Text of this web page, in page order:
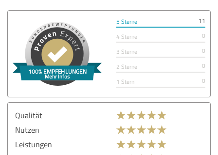
5 Sterne
11
4 Sterne
0
3 Sterne
0
2 Sterne
0
1 Stern
0
Qualität
Nutzen
Leistungen